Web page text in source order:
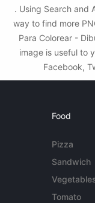
. Using Search and
way to find more
Para Colorear -
image is useful to
Facebook,
Food
Pizza
Sandwich
Tomato